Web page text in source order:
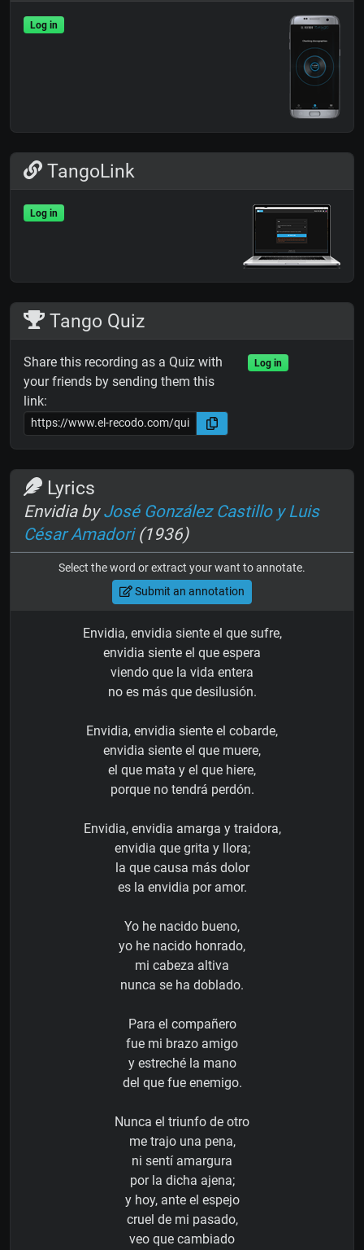
Log in
TangoLink
Log in
Tango Quiz
Share this recording as a Quiz with
your friends by sending them this
link:
Log in
Lyrics
Envidia byJosé González Castillo y Luis
César Amadori(1936)
Select the word or extract your want to annotate.
Submit an annotation
Envidia, envidia siente el que sufre,
envidia siente el que espera
viendo que la vida entera
no es más que desilusión.
Envidia, envidia siente el cobarde,
envidia siente el que muere,
el que mata y el que hiere,
porque no tendrá perdón.
Envidia, envidia amarga y traidora,
envidia que grita y llora;
la que causa más dolor
es la envidia por amor.
Yo he nacido bueno,
yo he nacido honrado,
mi cabeza altiva
nunca se ha doblado.
Para el compañero
fue mi brazo amigo
y estreché la mano
del que fue enemigo.
Nunca el triunfo de otro
me trajo una pena,
ni sentí amargura
por la dicha ajena;
y hoy, ante el espejo
cruel de mi pasado,
veo que cambiado